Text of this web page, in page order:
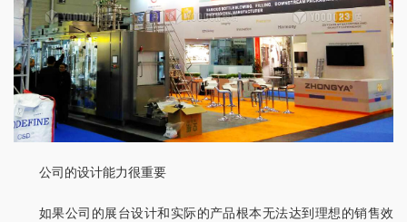
公司的设计能力很重要
如果公司的展台设计和实际的产品根本无法达到理想的销售效